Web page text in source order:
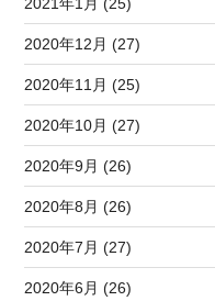
2020年12月 (27)
2020年11月 (25)
2020年10月 (27)
2020年9月 (26)
2020年8月 (26)
2020年7月 (27)
2020年6月 (26)